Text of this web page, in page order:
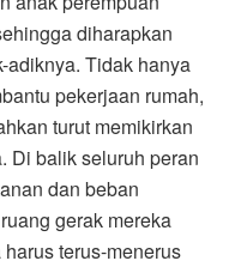
diharapkan
adiknya. Tidak hanya
pekerjaan rumah,
turut memikirkan
Di balik seluruh peran
dan beban
gerak mereka
terus-menerus